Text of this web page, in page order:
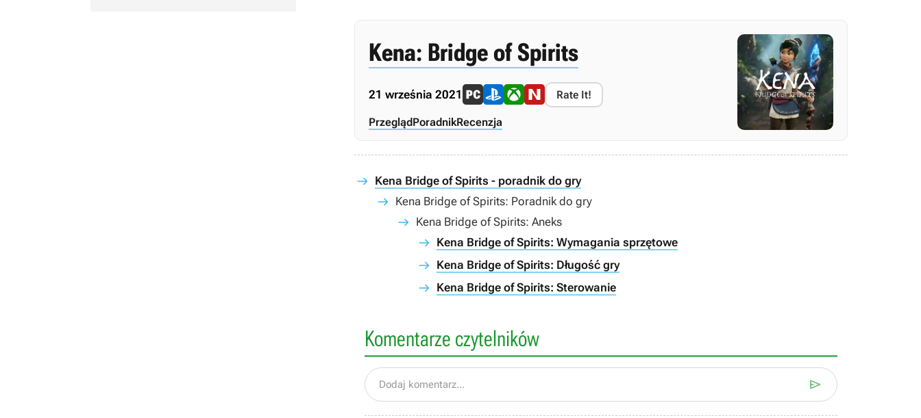
Kena: Bridge of Spirits
21 września 2021 Rate It!
PrzeglądPoradnikRecenzja
Kena Bridge of Spirits - poradnik do gry
Kena Bridge of Spirits: Poradnik do gry
Kena Bridge of Spirits: Aneks
Kena Bridge of Spirits: Wymagania sprzętowe
Kena Bridge of Spirits: Długość gry
Kena Bridge of Spirits: Sterowanie
Komentarze czytelników
Dodaj komentarz... 